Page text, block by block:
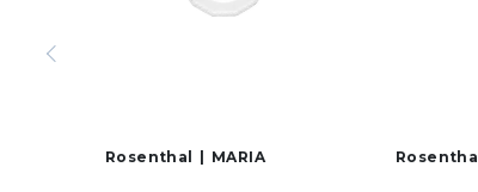
Rosenthal MARIA Rosenthal